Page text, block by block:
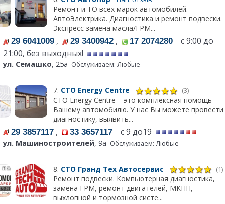
Ремонт и ТО всех марок автомобилей.
АвтоЭлектрика. Диагностика и ремонт подвески.
Экспресс замена масла/ГРМ...
29 6041009 , 29 3400942 , 17 2074280 с 9:00 до
21:00, без выходных!
ул. Семашко, 25а Обслуживаем: Любые
7. СТО Energy Centre (3)
СТО Energy Centre – это комплексная помощь
Вашему автомобилю. У нас Вы можете провести
диагностику, выявить...
29 3857117 , 33 3657117 с 9 до19
ул. Машиностроителей, 9а Обслуживаем: Любые
8. СТО Гранд Тех Автосервис (1)
Ремонт подвески. Компьютерная диагностика,
замена ГРМ, ремонт двигателей, МКПП,
выхлопной и тормозной систе...